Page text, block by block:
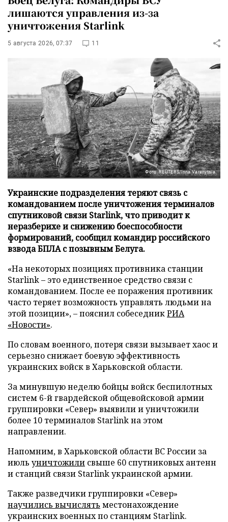
лишаются управления из-за
уничтожения Starlink
5 августа 2026, 07:37 11
Фото: REUTERS/Inna Varenytsia
Украинские подразделения теряют связь с
командованием после уничтожения терминалов
спутниковой связи Starlink, что приводит к
неразберихе и снижению боеспособности
формирований, сообщил командир российского
взвода БПЛА с позывным Белуга.
«На некоторых позициях противника станции
Starlink – это единственное средство связи с
командованием. После ее поражения противник
часто теряет возможность управлять людьми на
этой позиции», – пояснил собеседникРИА
«Новости».
По словам военного, потеря связи вызывает хаос и
серьезно снижает боевую эффективность
украинских войск в Харьковской области.
За минувшую неделю бойцы войск беспилотных
систем 6-й гвардейской общевойсковой армии
группировки «Север» выявили и уничтожили
более 10 терминалов Starlink на этом
направлении.
Напомним, в Харьковской области ВС России за
июль уничтожили свыше 60 спутниковых антенн
и станций связи Starlink украинской армии.
Также разведчики группировки «Север»
научились вычислять местонахождение
украинских военных по станциям Starlink.